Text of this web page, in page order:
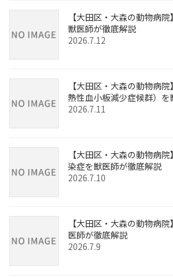
【大田区・大森の動物病
獣医師が徹底解説
2026.7.12
【大田区・大森の動物病
熱性血小板減少症候群）
2026.7.11
【大田区・大森の動物病
染症を獣医師が徹底解説
2026.7.10
【大田区・大森の動物病
医師が徹底解説
2026.7.9